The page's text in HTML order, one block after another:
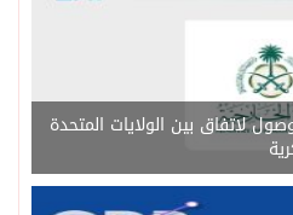
لاتفاق بين الولايات المتحدة